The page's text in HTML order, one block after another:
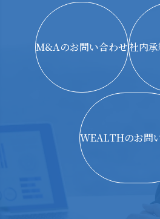
M&Aのお問い合わせ社内
WEALTHのお問